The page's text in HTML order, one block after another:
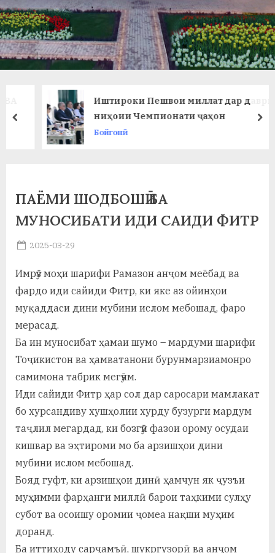
в
л
а
т
и
а
б
а
н
о
м
Н
о
р
и
Иштироки Пешвои миллат дар даври
ниҳоии Чемпионати ҷаҳон
Бойгонӣ
prev
ПАЁМИ ШОДБОШӢ БА
МУНОСИБАТИ ИДИ САИДИ ФИТР
Posted
2025-03-29
Имрӯз моҳи шарифи Рамазон анҷом меёбад ва
фардо иди сайиди Фитр, ки яке аз ойинҳои
муқаддаси дини мубини ислом мебошад, фаро
мерасад.
Ба ин муносибат ҳамаи шумо – мардуми шарифи
Тоҷикистон ва ҳамватанони бурунмарзиамонро
самимона табрик мегӯям.
Иди сайиди Фитр ҳар сол дар саросари мамлакат
бо хурсандиву хушҳолии хурду бузурги мардум
таҷлил мегардад, ки бозгӯи фазои орому осудаи
кишвар ва эҳтироми мо ба арзишҳои дини
мубини ислом мебошад.
Бояд гуфт, ки арзишҳои динӣ ҳамчун як ҷузъи
муҳимми фарҳанги миллӣ барои таҳкими сулҳу
субот ва осоишу оромии ҷомеа нақши муҳим
доранд.
Ба иттиҳоду сарҷамъӣ, шукргузорӣ ва анҷом